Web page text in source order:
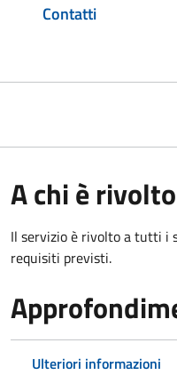
Contatti
A chi è rivolto
Il servizio è rivolto a tutti i
requisiti previsti.
Ulteriori informazioni